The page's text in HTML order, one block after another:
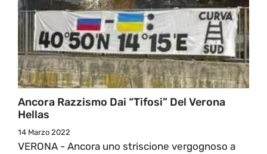
Ancora Razzismo Dai “tifosi” Del Verona
Hellas
14 Marzo 2022
VERONA - Ancora uno striscione vergognoso a